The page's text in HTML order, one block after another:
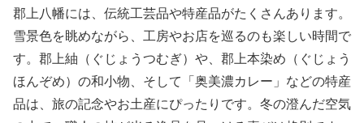
郡上八幡には、伝統工芸品や特産品がたくさんあります。
雪景色を眺めながら、工房やお店を巡るのも楽しい時間で
す。郡上紬（ぐじょうつむぎ）や、郡上本染め（ぐじょう
ほんぞめ）の和小物、そして「奥美濃カレー」などの特産
品は、旅の記念やお土産にぴったりです。冬の澄んだ空気